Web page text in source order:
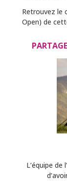
Retrouvez le
Open) de
L’équipe de